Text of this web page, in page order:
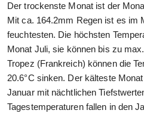
Der trockenste Monat ist der
Mit ca. 164.2mm Regen ist es im
feuchtesten. Die höchsten
Monat Juli, sie können bis zu
Tropez (Frankreich) können die
20.6°C sinken. Der kälteste
Januar mit nächtlichen
Tagestemperaturen fallen in den